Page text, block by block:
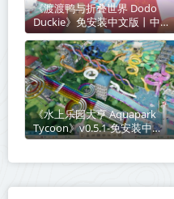
《渡渡鸭与折叠世界 Dodo
Duckie》免安装中文版丨中
文版网盘下载
《水上乐园大亨 Aquapark
Tycoon》v0.5.1-免安装中文
版丨中文版网盘下载